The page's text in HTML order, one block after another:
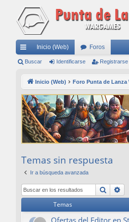
nl
rá
pi
do
Inicio (Web) Foros
Buscar Identificarse Registrarse
Inicio (Web) Foro Punta de Lanza
Temas sin respuesta
Ir a búsqueda avanzada
Buscar
Temas